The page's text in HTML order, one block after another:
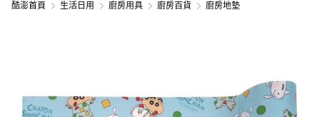
酷澎首頁 生活日用 廚房用具 廚房百貨 廚房地墊